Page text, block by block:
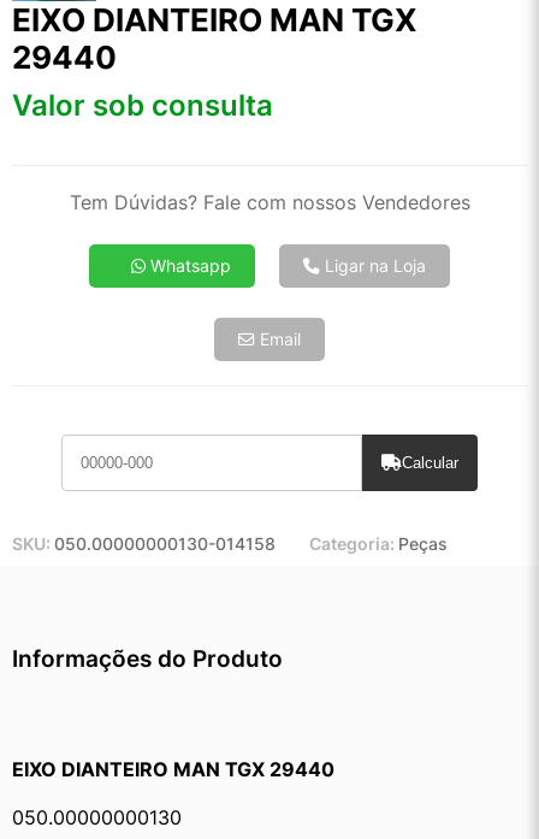
EIXO DIANTEIRO MAN TGX
29440
Valor sob consulta
Tem Dúvidas? Fale com nossos Vendedores
Whatsapp Ligar na Loja
Email
Calcular
SKU: 050.00000000130-014158 Categoria: Peças
Informações do Produto
EIXO DIANTEIRO MAN TGX 29440
050.00000000130